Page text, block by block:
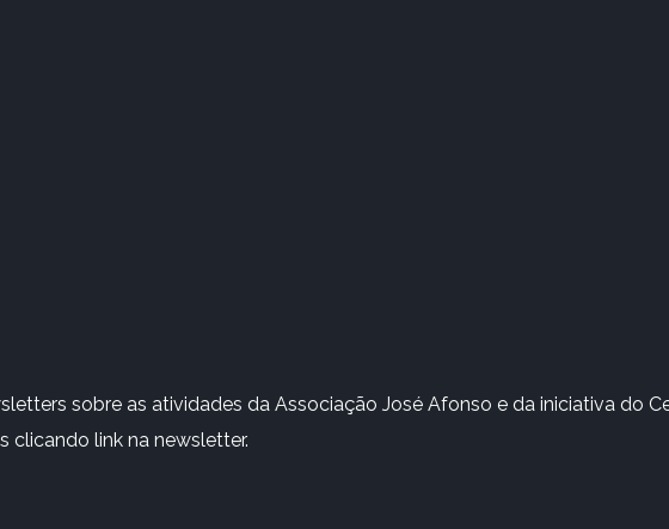
sobre as atividades da Associação José Afonso e da iniciativa do
clicando link na newsletter.